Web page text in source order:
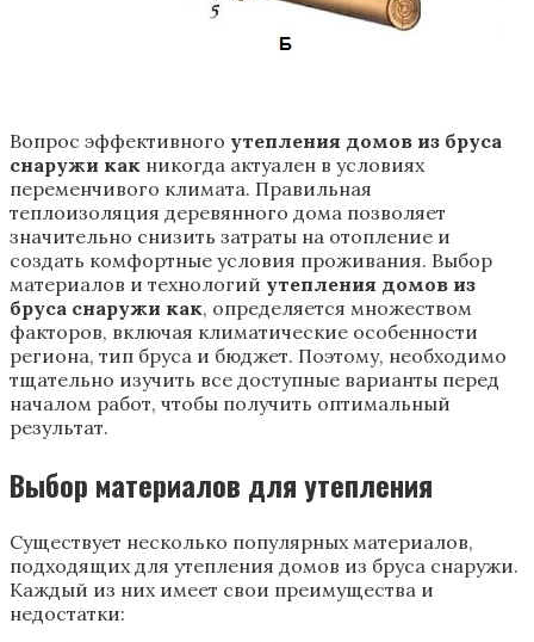
Вопрос эффективного утепления домов из бруса
снаружи как никогда актуален в условиях
переменчивого климата. Правильная
теплоизоляция деревянного дома позволяет
значительно снизить затраты на отопление и
создать комфортные условия проживания. Выбор
материалов и технологий утепления домов из
бруса снаружи как, определяется множеством
факторов, включая климатические особенности
региона, тип бруса и бюджет. Поэтому, необходимо
тщательно изучить все доступные варианты перед
началом работ, чтобы получить оптимальный
результат.
Выбор материалов для утепления
Существует несколько популярных материалов,
подходящих для утепления домов из бруса снаружи.
Каждый из них имеет свои преимущества и
недостатки: